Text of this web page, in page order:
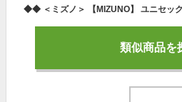
類似商品を